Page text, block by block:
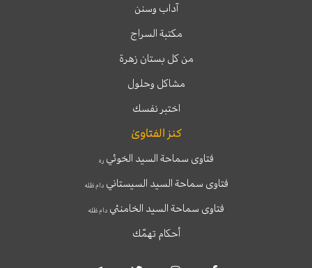
آداب وسنن
مكتبة السراج
من كل بستان زهرة
مشاكل وحلول
اختبر نفسك
كنز الفتاوىٰ
فتاوى سماحة السيد الخوئيره
فتاوى سماحة السيد السيستانيدام ظله
فتاوى سماحة السيد الخامنئي دام ظله
أحكام تهمّك